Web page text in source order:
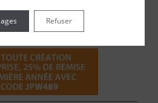
Refuser